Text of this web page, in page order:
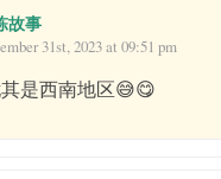
故事
31st, 2023 at 09:51 pm
是西南地区😅😋